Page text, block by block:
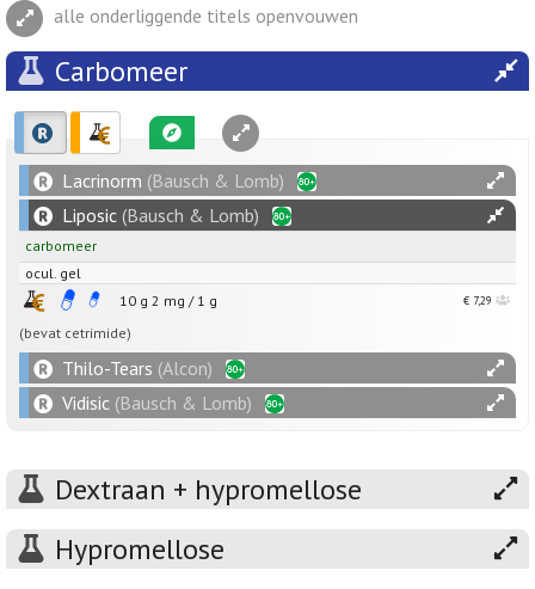
alle onderliggende titels openvouwen
Carbomeer
Lacrinorm (Bausch & Lomb)
Liposic (Bausch & Lomb)
carbomeer
ocul. gel
10 g 2 mg / 1 g € 7,29
(bevat cetrimide)
Thilo-Tears (Alcon)
Vidisic (Bausch & Lomb)
Dextraan + hypromellose
Hypromellose